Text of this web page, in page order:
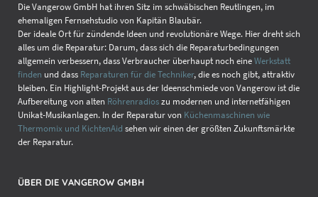
Die Vangerow GmbH hat ihren Sitz im schwäbischen Reutlingen, im
ehemaligen Fernsehstudio von Kapitän Blaubär.
Der ideale Ort für zündende Ideen und revolutionäre Wege. Hier dreht sich
alles um die Reparatur: Darum, dass sich die Reparaturbedingungen
allgemein verbessern, dass Verbraucher überhaupt noch eineWerkstatt
finden und dass Reparaturen für die Techniker, die es noch gibt, attraktiv
bleiben. Ein Highlight-Projekt aus der Ideenschmiede von Vangerow ist die
Aufbereitung von alten Röhrenradioszu modernen und internetfähigen
Unikat-Musikanlagen. In der Reparatur von Küchenmaschinen wie
Thermomix und KichtenAid sehen wir einen der größten Zukunftsmärkte
der Reparatur.
ÜBER DIE VANGEROW GMBH